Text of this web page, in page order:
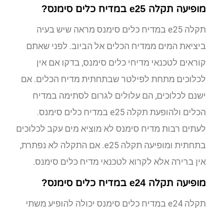
מופיעה תקלה e25 במדיח כלים סימנס?
תקלה e25 במדיח כלים סימנס מראה שיש בעיה
ביציאת המים ממדיח הכלים אל הביוב. לפני שאתם
קוראים לטכנאי מדיחי כלים סימנס, בדקו אם אין
לכלוכים מתחת לפילטר שבתחתית מדיח הכלים. אם
ישנם לכלוכים, הם עלולים לגרום לסתימה במדיח
הכלים ולהופעת תקלה e25 במדיח כלים סימנס.
לעתים רבות מדיח סימנס לא מוציא מים עקב לכלוכים
בתחתית ומופיעה תקלה e25. אם התקלה לא נפתרת,
אין ברירה אלא לקרוא לטכנאי מדיח כלים סימנס.
מופיעה תקלה e24 במדיח כלים סימנס?
תקלה e24 במדיח כלים סימנס יכולה להופיע משתי